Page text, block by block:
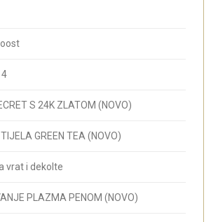
S 24K ZLATOM (NOVO)
GREEN TEA (NOVO)
vrat i dekolte
PLAZMA PENOM (NOVO)